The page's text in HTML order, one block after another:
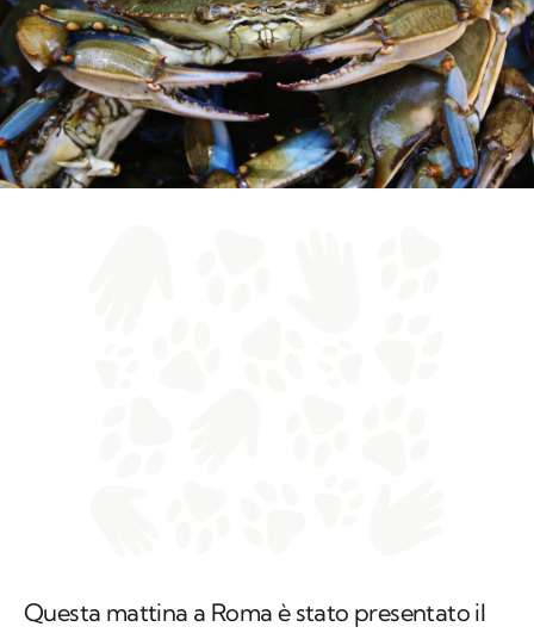
Questa mattina a Roma è stato presentato il